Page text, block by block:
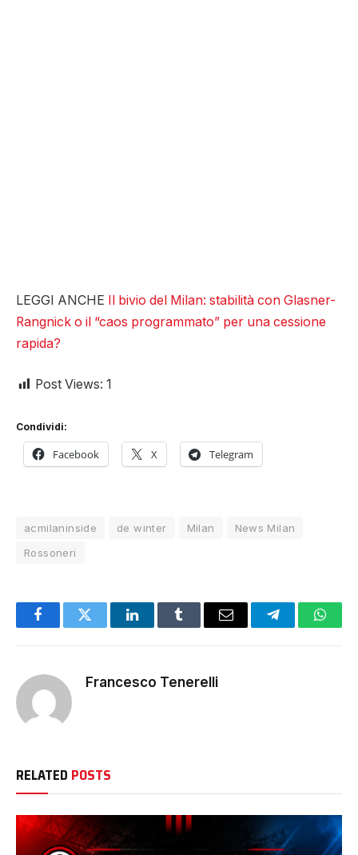
LEGGI ANCHE ​ Il bivio del Milan: stabilità con Glasner-
Rangnick o il “caos programmato” per una cessione
rapida?
Post Views: 1
Condividi:
Facebook X Telegram
acmilaninside de winter Milan
News Milan
Rossoneri
FacebookTwitter LinkedInTumblr Email Telegram
Francesco Tenerelli
RELATED POSTS